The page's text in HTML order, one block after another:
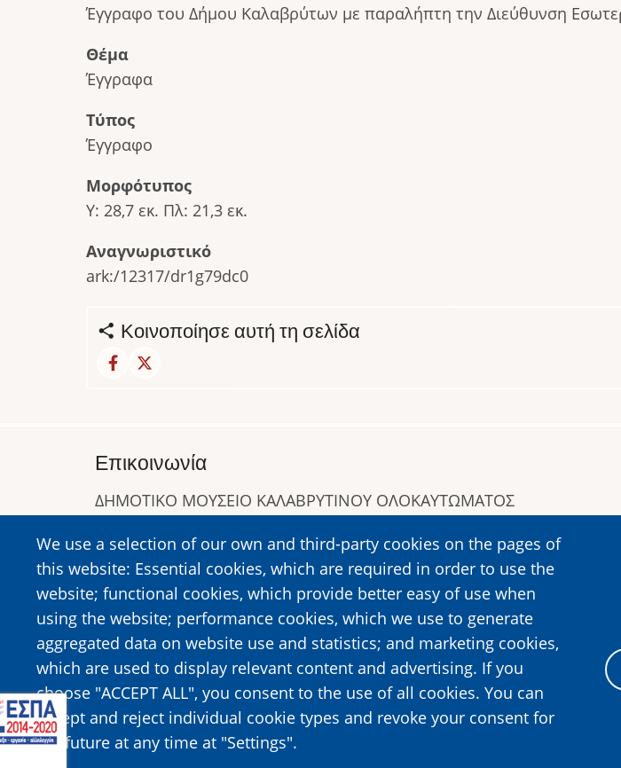
Έγγραφο του Δήμου Καλαβρύτων με παραλήπτη την Διεύθυνση
Θέμα
Έγγραφα
Τύπος
Έγγραφο
Μορφότυπος
Υ: 28,7 εκ. Πλ: 21,3 εκ.
Αναγνωριστικό
ark:/12317/dr1g79dc0
Κοινοποίησε αυτή τη σελίδα
We use a selection of our own and third-party cookies on the pages of
this website: Essential cookies, which are required in order to use the
website; functional cookies, which provide better easy of use when
using the website; performance cookies, which we use to generate
aggregated data on website use and statistics; and marketing cookies,
which are used to display relevant content and advertising. If you
choose "ACCEPT ALL", you consent to the use of all cookies. You can
accept and reject individual cookie types and revoke your consent for
the future at any time at "Settings".
Επικοινωνία
ΔΗΜΟΤΙΚΟ ΜΟΥΣΕΙΟ ΚΑΛΑΒΡΥΤΙΝΟΥ ΟΛΟΚΑΥΤΩΜΑΤΟΣ
Τηλ:2692023646, 2692360220
https://www.dmko.gr || info@dmko.gr
Image Image